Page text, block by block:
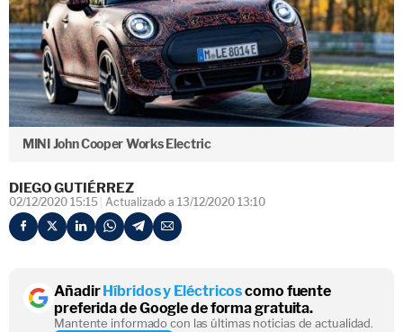
MINI John Cooper Works Electric
DIEGO GUTIÉRREZ
02/12/2020 15:15 Actualizado a 13/12/2020 13:10
AñadirHíbridos y Eléctricoscomo fuente
preferida de Google de forma gratuita.
Mantente informado con las últimas noticias de actualidad.